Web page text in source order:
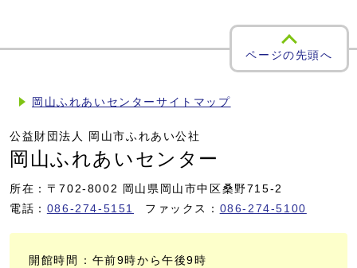
ページの先頭へ
岡山ふれあいセンターサイトマップ
公益財団法人 岡山市ふれあい公社
岡山ふれあいセンター
所在：〒702-8002 岡山県岡山市中区桑野715-2
電話： 086-274-5151 ファックス： 086-274-5100
開館時間
：午前9時から午後9時